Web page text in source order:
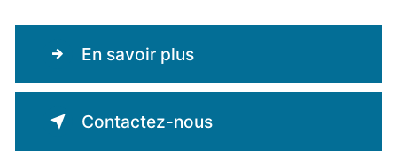
En savoir plus
Contactez-nous